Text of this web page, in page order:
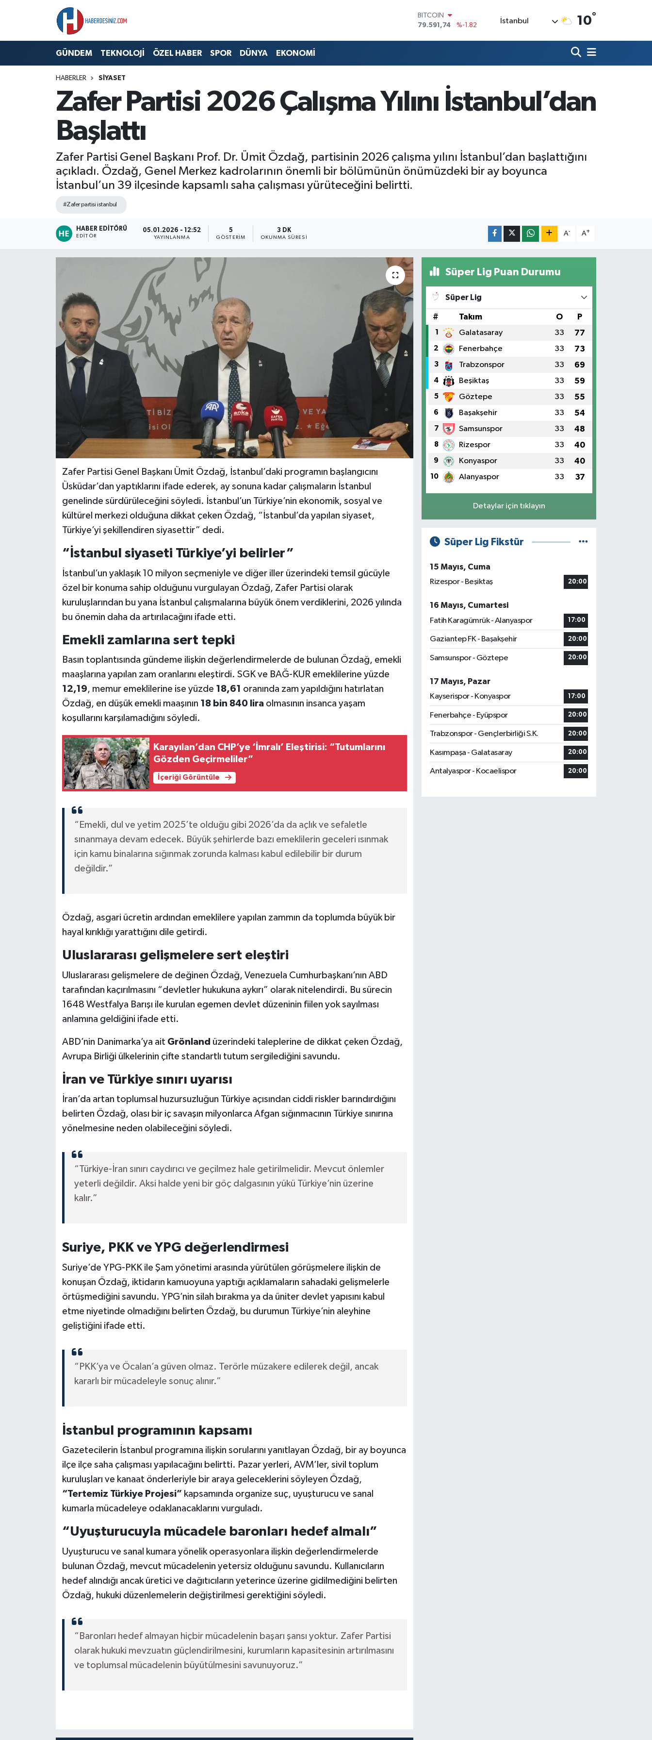
DOLAR
45,43620
%0.02
61,60380
%0.18
6862,09000
14.598,00
%0
BITCOIN
İstanbul 10°
GÜNDEM TEKNOLOJİ ÖZEL HABER SPOR DÜNYA EKONOMİ
HABERLER SİYASET
Zafer Partisi 2026 Çalışma Yılını İstanbul’dan
Başlattı
Zafer Partisi Genel Başkanı Prof. Dr. Ümit Özdağ, partisinin 2026 çalışma yılını İstanbul’dan başlattığını
açıkladı. Özdağ, Genel Merkez kadrolarının önemli bir bölümünün önümüzdeki bir ay boyunca
İstanbul’un 39 ilçesinde kapsamlı saha çalışması yürüteceğini belirtti.
#Zafer partisi istanbul
HABER EDITÖRÜ
EDITÖR
05.01.2026 - 12:52
YAYINLANMA
5
GÖSTERIM
3 DK
OKUNMA SÜRESI
A- A+
Zafer Partisi Genel Başkanı Ümit Özdağ, İstanbul’daki programın başlangıcını
Üsküdar’dan yaptıklarını ifade ederek, ay sonuna kadar çalışmaların İstanbul
genelinde sürdürüleceğini söyledi. İstanbul’un Türkiye’nin ekonomik, sosyal ve
kültürel merkezi olduğuna dikkat çeken Özdağ, “İstanbul’da yapılan siyaset,
Türkiye’yi şekillendiren siyasettir” dedi.
“İstanbul siyaseti Türkiye’yi belirler”
İstanbul’un yaklaşık 10 milyon seçmeniyle ve diğer iller üzerindeki temsil gücüyle
özel bir konuma sahip olduğunu vurgulayan Özdağ, Zafer Partisi olarak
kuruluşlarından bu yana İstanbul çalışmalarına büyük önem verdiklerini, 2026 yılında
bu önemin daha da artırılacağını ifade etti.
Emekli zamlarına sert tepki
Basın toplantısında gündeme ilişkin değerlendirmelerde de bulunan Özdağ, emekli
maaşlarına yapılan zam oranlarını eleştirdi. SGK ve BAĞ-KUR emeklilerine yüzde
12,19, memur emeklilerine ise yüzde 18,61 oranında zam yapıldığını hatırlatan
Özdağ, en düşük emekli maaşının 18 bin 840 liraolmasının insanca yaşam
koşullarını karşılamadığını söyledi.
Karayılan’dan CHP’ye ‘İmralı’ Eleştirisi: “Tutumlarını
Gözden Geçirmeliler”
İçeriği Görüntüle
“Emekli, dul ve yetim 2025’te olduğu gibi 2026’da da açlık ve sefaletle
sınanmaya devam edecek. Büyük şehirlerde bazı emeklilerin geceleri ısınmak
için kamu binalarına sığınmak zorunda kalması kabul edilebilir bir durum
değildir.”
Özdağ, asgari ücretin ardından emeklilere yapılan zammın da toplumda büyük bir
hayal kırıklığı yarattığını dile getirdi.
Uluslararası gelişmelere sert eleştiri
Uluslararası gelişmelere de değinen Özdağ, Venezuela Cumhurbaşkanı’nın ABD
tarafından kaçırılmasını “devletler hukukuna aykırı” olarak nitelendirdi. Bu sürecin
1648 Westfalya Barışı ile kurulan egemen devlet düzeninin fiilen yok sayılması
anlamına geldiğini ifade etti.
ABD’nin Danimarka’ya ait Grönland üzerindeki taleplerine de dikkat çeken Özdağ,
Avrupa Birliği ülkelerinin çifte standartlı tutum sergilediğini savundu.
İran ve Türkiye sınırı uyarısı
İran’da artan toplumsal huzursuzluğun Türkiye açısından ciddi riskler barındırdığını
belirten Özdağ, olası bir iç savaşın milyonlarca Afgan sığınmacının Türkiye sınırına
yönelmesine neden olabileceğini söyledi.
“Türkiye-İran sınırı caydırıcı ve geçilmez hale getirilmelidir. Mevcut önlemler
yeterli değildir. Aksi halde yeni bir göç dalgasının yükü Türkiye’nin üzerine
kalır.”
Suriye, PKK ve YPG değerlendirmesi
Suriye’de YPG-PKK ile Şam yönetimi arasında yürütülen görüşmelere ilişkin de
konuşan Özdağ, iktidarın kamuoyuna yaptığı açıklamaların sahadaki gelişmelerle
örtüşmediğini savundu. YPG’nin silah bırakma ya da üniter devlet yapısını kabul
etme niyetinde olmadığını belirten Özdağ, bu durumun Türkiye’nin aleyhine
geliştiğini ifade etti.
“PKK’ya ve Öcalan’a güven olmaz. Terörle müzakere edilerek değil, ancak
kararlı bir mücadeleyle sonuç alınır.”
İstanbul programının kapsamı
Gazetecilerin İstanbul programına ilişkin sorularını yanıtlayan Özdağ, bir ay boyunca
ilçe ilçe saha çalışması yapılacağını belirtti. Pazar yerleri, AVM’ler, sivil toplum
kuruluşları ve kanaat önderleriyle bir araya geleceklerini söyleyen Özdağ,
“Tertemiz Türkiye Projesi” kapsamında organize suç, uyuşturucu ve sanal
kumarla mücadeleye odaklanacaklarını vurguladı.
“Uyuşturucuyla mücadele baronları hedef almalı”
Uyuşturucu ve sanal kumara yönelik operasyonlara ilişkin değerlendirmelerde
bulunan Özdağ, mevcut mücadelenin yetersiz olduğunu savundu. Kullanıcıların
hedef alındığı ancak üretici ve dağıtıcıların yeterince üzerine gidilmediğini belirten
Özdağ, hukuki düzenlemelerin değiştirilmesi gerektiğini söyledi.
“Baronları hedef almayan hiçbir mücadelenin başarı şansı yoktur. Zafer Partisi
olarak hukuki mevzuatın güçlendirilmesini, kurumların kapasitesinin artırılmasını
ve toplumsal mücadelenin büyütülmesini savunuyoruz.”
Süper Lig Puan Durumu
Süper Lig
# Takım O P
1 Galatasaray 33 77
2 Fenerbahçe 33 73
3 Trabzonspor 33 69
4 Beşiktaş 33 59
5 Göztepe 33 55
6 Başakşehir 33 54
7 Samsunspor 33 48
8 Rizespor 33 40
9 Konyaspor 33 40
10 Alanyaspor 33 37
Detaylar için tıklayın
Süper Lig Fikstür
15 Mayıs, Cuma
Rizespor - Beşiktaş
20:00
16 Mayıs, Cumartesi
Fatih Karagümrük - Alanyaspor
17:00
Gaziantep FK - Başakşehir 20:00
Samsunspor - Göztepe 20:00
17 Mayıs, Pazar
Kayserispor - Konyaspor
17:00
Fenerbahçe - Eyüpspor 20:00
Trabzonspor - Gençlerbirliği S.K. 20:00
Kasımpaşa - Galatasaray 20:00
Antalyaspor - Kocaelispor 20:00
GÜNDEM
ÖZEL HABER
SAĞLIK
SİYASET
TEKNOLOJİ
Nöbetçi Eczaneler
Trafik Durumu
Süper Lig Puan Durumu ve Fikstür
Tüm Manşetler
Son Dakika Haberleri